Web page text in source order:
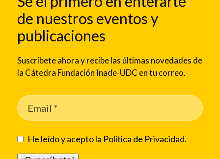
de nuestros eventos y
publicaciones
Suscríbete ahora y recibe las últimas novedades de
la Cátedra Fundación Inade-UDC en tu correo.
He leído y acepto la Política de Privacidad.